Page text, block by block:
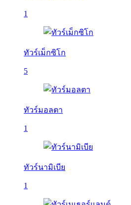
1
ทัวร์เม็กซิโก
5
ทัวร์มอลตา
1
ทัวร์นามิเบีย
1